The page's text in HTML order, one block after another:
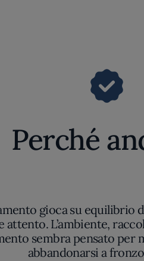
Perché
gioca su
L’ambiente,
sembra pensato per
abbandonarsi a